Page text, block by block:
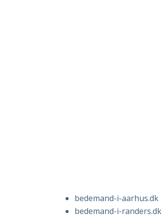
bedemand-i-aarhus.dk
bedemand-i-randers.dk